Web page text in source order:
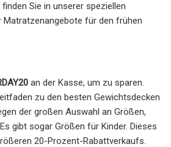
Sie in unserer speziellen
für den frühen
an der Kasse, um zu sparen.
zu den besten Gewichtsdecken
der großen Auswahl an Größen,
gibt sogar Größen für Kinder. Dieses
20-Prozent-Rabattverkaufs.